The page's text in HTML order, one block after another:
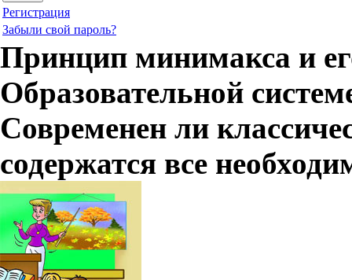
Регистрация
Забыли свой пароль?
Принцип минимакса и
Образовательной
Современен ли
содержатся все